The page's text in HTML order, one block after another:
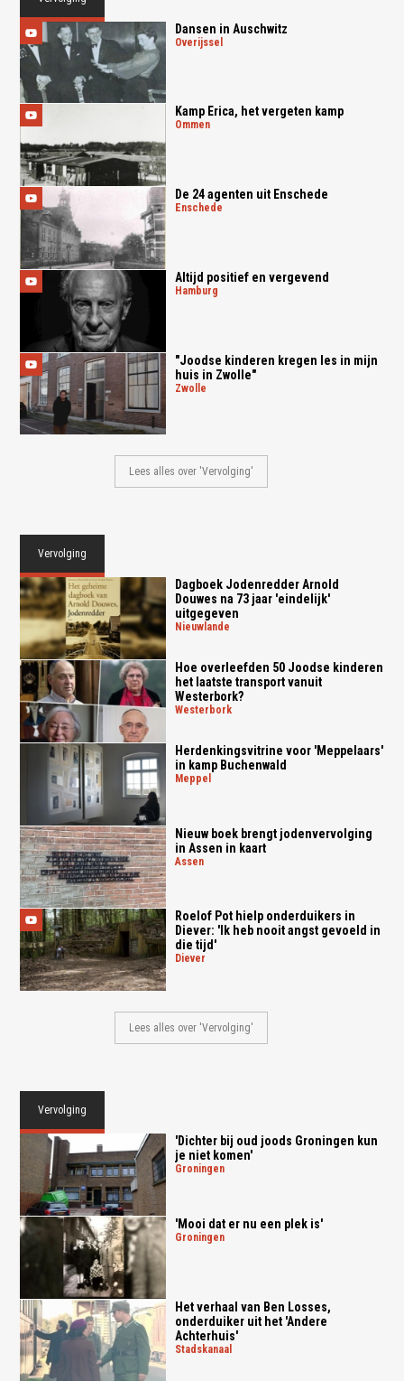
Dansen in Auschwitz
overijssel
Kamp Erica, het vergeten kamp
ommen
De 24 agenten uit Enschede
enschede
Altijd positief en vergevend
hamburg
"Joodse kinderen kregen les in mijn
huis in Zwolle"
zwolle
Lees alles over 'Vervolging'
Vervolging
Dagboek Jodenredder Arnold
Douwes na 73 jaar 'eindelijk'
uitgegeven
nieuwlande
Hoe overleefden 50 Joodse kinderen
het laatste transport vanuit
Westerbork?
westerbork
Herdenkingsvitrine voor 'Meppelaars'
in kamp Buchenwald
meppel
Nieuw boek brengt jodenvervolging
in Assen in kaart
assen
Roelof Pot hielp onderduikers in
Diever: 'Ik heb nooit angst gevoeld in
die tijd'
diever
Lees alles over 'Vervolging'
Vervolging
'Dichter bij oud joods Groningen kun
je niet komen'
groningen
'Mooi dat er nu een plek is'
groningen
Het verhaal van Ben Losses,
onderduiker uit het 'Andere
Achterhuis'
stadskanaal